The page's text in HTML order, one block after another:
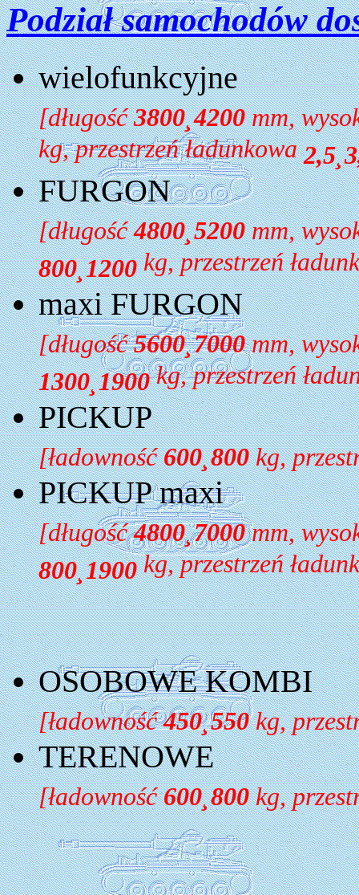
Podział samochodów
wielofunkcyjne
[długość3800¸4200mm,
kg, przestrzeń ładunkowa2,5¸
FURGON
[długość4800¸5200mm,
800¸1200kg, przestrzeń
maxi FURGON
[długość5600¸7000mm,
1300¸1900kg, przestrzeń
PICKUP
[ładowność600¸800kg,
PICKUP maxi
[długość4800¸7000mm,
800¸1900kg, przestrzeń
OSOBOWE KOMBI
[ładowność450¸550kg,
TERENOWE
[ładowność600¸800kg,